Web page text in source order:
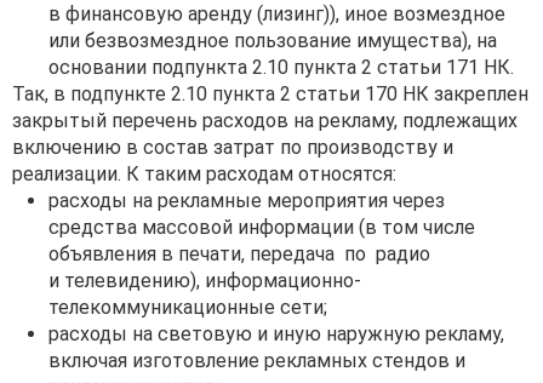
в финансовую аренду (лизинг)), иное возмездное
или безвозмездное пользование имущества), на
основании подпункта 2.10 пункта 2 статьи 171 НК.
Так, в подпункте 2.10 пункта 2 статьи 170 НК закреплен
закрытый перечень расходов на рекламу, подлежащих
включению в состав затрат по производству и
реализации. К таким расходам относятся:
расходы на рекламные мероприятия через
средства массовой информации (в том числе
объявления в печати, передача по радио
и телевидению), информационно-
телекоммуникационные сети;
расходы на световую и иную наружную рекламу,
включая изготовление рекламных стендов и